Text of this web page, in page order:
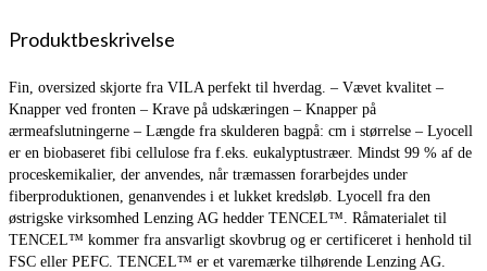
Produktbeskrivelse
Fin, oversized skjorte fra VILA perfekt til hverdag. – Vævet kvalitet –
Knapper ved fronten – Krave på udskæringen – Knapper på
ærmeafslutningerne – Længde fra skulderen bagpå: cm i størrelse – Lyocell
er en biobaseret fibi cellulose fra f.eks. eukalyptustræer. Mindst 99 % af de
proceskemikalier, der anvendes, når træmassen forarbejdes under
fiberproduktionen, genanvendes i et lukket kredsløb. Lyocell fra den
østrigske virksomhed Lenzing AG hedder TENCEL™. Råmaterialet til
TENCEL™ kommer fra ansvarligt skovbrug og er certificeret i henhold til
FSC eller PEFC. TENCEL™ er et varemærke tilhørende Lenzing AG.